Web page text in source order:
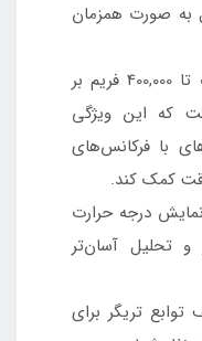
به صورت همزمان
نرخ ضبط موج: این اسیلوسکوپ تا 400,000 فریم بر
که این ویژگی
با فرکانس‌های
کمک کند.
256 رنگ و نمایش درجه حرارت
تحلیل آسان‌تر
نوع مختلف توابع تریگر برای